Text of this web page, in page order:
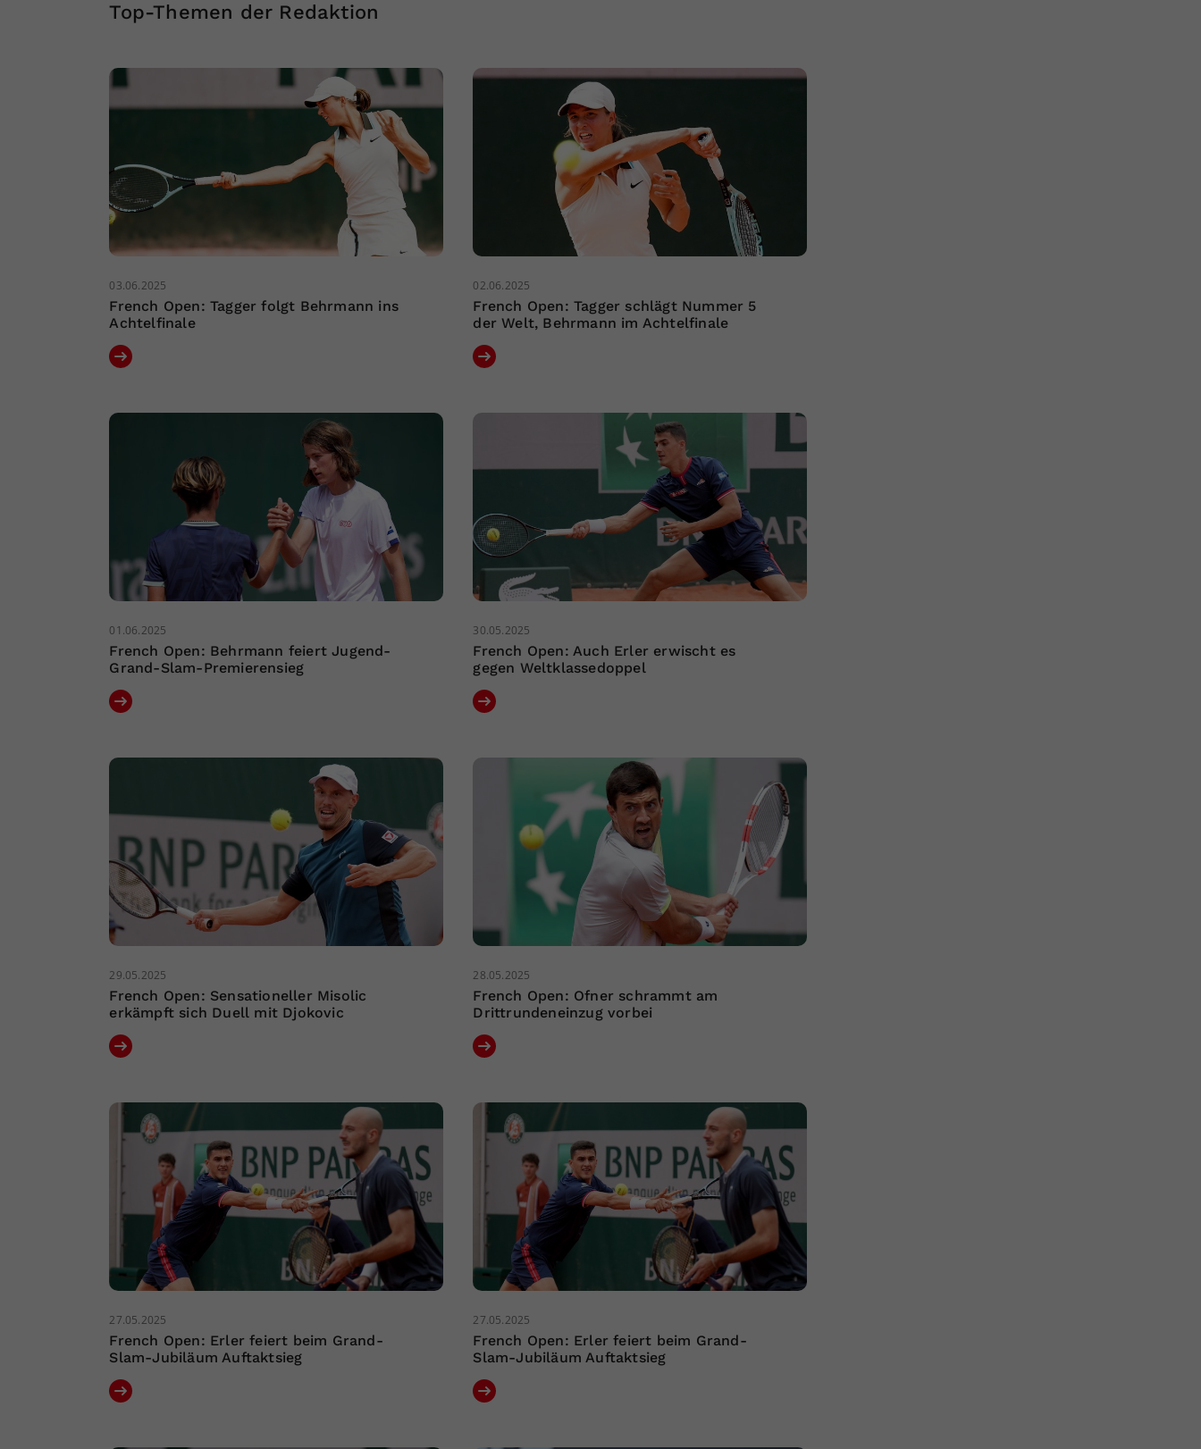
Top-Themen der Redaktion
03.06.2025
French Open: Tagger folgt Behrmann ins
Achtelfinale
02.06.2025
French Open: Tagger schlägt Nummer 5
der Welt, Behrmann im Achtelfinale
01.06.2025
French Open: Behrmann feiert Jugend-
Grand-Slam-Premierensieg
30.05.2025
French Open: Auch Erler erwischt es
gegen Weltklassedoppel
29.05.2025
French Open: Sensationeller Misolic
erkämpft sich Duell mit Djokovic
28.05.2025
French Open: Ofner schrammt am
Drittrundeneinzug vorbei
27.05.2025
French Open: Erler feiert beim Grand-
Slam-Jubiläum Auftaktsieg
27.05.2025
French Open: Erler feiert beim Grand-
Slam-Jubiläum Auftaktsieg